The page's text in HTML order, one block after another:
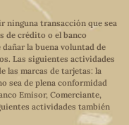
ninguna transacción que sea
de crédito o el banco
la buena voluntad de
Las siguientes actividades
las marcas de tarjetas: la
sea de plena conformidad
Emisor, Comerciante,
actividades también